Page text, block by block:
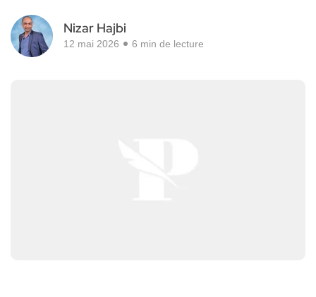
Nizar Hajbi
12 mai 2026 6 min de lecture